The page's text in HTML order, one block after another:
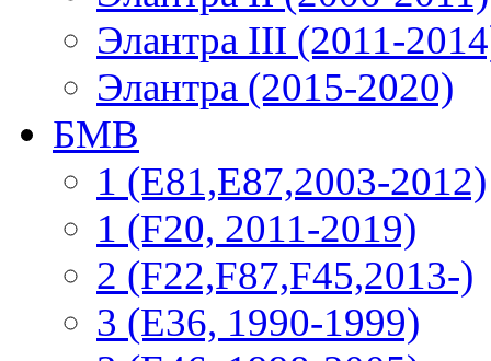
Элантра III (2011-
Элантра (2015-2020)
БМВ
1 (E81,E87,2003-2012)
1 (F20, 2011-2019)
2 (F22,F87,F45,2013-)
3 (Е36, 1990-1999)